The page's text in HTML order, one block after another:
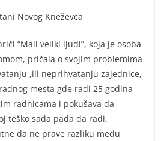
Novog Kneževca
“Mali veliki ljudi”, koja je osoba
pričala o svojim problemima
,ili neprihvatanju zajednice,
mesta gde radi 25 godina
radnicama i pokušava da
teško sada pada da radi.
da ne prave razliku među